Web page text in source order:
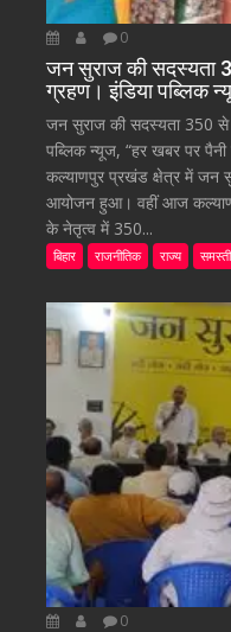
0
जन सुराज की सदस्यता
ग्रहण। इंडिया पब्लिक
जन सुराज की सदस्यता 350 से
पब्लिक न्यूज, “हर खबर पर
कल्याणपुर प्रखंड क्षेत्र में जन
आयोजन हुआ। वहीं आज
के नेतृत्व में 350...
बिहार राजनीतिक राज्य
0